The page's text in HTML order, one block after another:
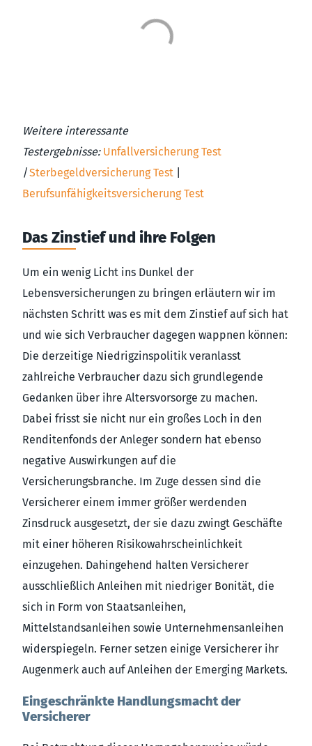
Weitere interessante
Testergebnisse: Unfallversicherung Test
|Sterbegeldversicherung Test
Berufsunfähigkeitsversicherung Test
Das Zinstief und ihre Folgen
Um ein wenig Licht ins Dunkel der
Lebensversicherungen zu bringen erläutern wir im
nächsten Schritt was es mit dem Zinstief auf sich hat
und wie sich Verbraucher dagegen wappnen können:
Die derzeitige Niedrigzinspolitik veranlasst
zahlreiche Verbraucher dazu sich grundlegende
Gedanken über ihre Altersvorsorge zu machen.
Dabei frisst sie nicht nur ein großes Loch in den
Renditenfonds der Anleger sondern hat ebenso
negative Auswirkungen auf die
Versicherungsbranche. Im Zuge dessen sind die
Versicherer einem immer größer werdenden
Zinsdruck ausgesetzt, der sie dazu zwingt Geschäfte
mit einer höheren Risikowahrscheinlichkeit
einzugehen. Dahingehend halten Versicherer
ausschließlich Anleihen mit niedriger Bonität, die
sich in Form von Staatsanleihen,
Mittelstandsanleihen sowie Unternehmensanleihen
widerspiegeln. Ferner setzen einige Versicherer ihr
Augenmerk auch auf Anleihen der Emerging Markets.
Eingeschränkte Handlungsmacht der
Versicherer